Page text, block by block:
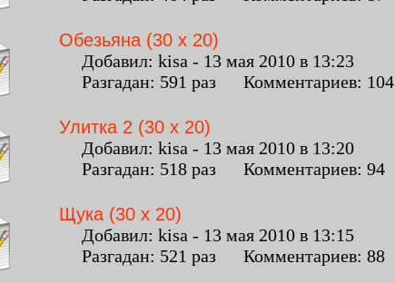
Обезьяна (30 x 20)
Добавил: kisa - 13 мая 2010 в 13:23
Разгадан: 591 раз Комментариев: 104
Улитка 2 (30 x 20)
Добавил: kisa - 13 мая 2010 в 13:20
Разгадан: 518 раз Комментариев: 94
Щука (30 x 20)
Добавил: kisa - 13 мая 2010 в 13:15
Разгадан: 521 раз Комментариев: 88